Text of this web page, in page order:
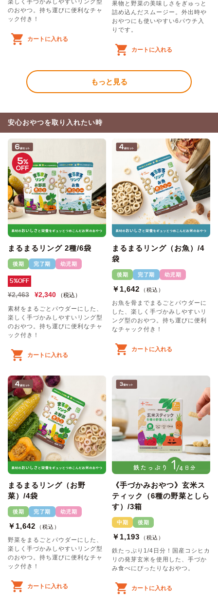
楽しく手づかみしやすいリング型
のおやつ。持ち運びに便利なチャ
ック付き！
カートに入れる
果物と野菜の美味しさをぎゅっと
詰め込んだスムージー。外出時や
おやつにも使いやすい6パウチ入
りです。
カートに入れる
もっと見る
安心おやつを取り入れたい時
まるまるリング 2種/6袋
後期 完了期 幼児期
5%OFF
¥2,463 ¥2,340
（税込）
素材をまるごとパウダーにした、
楽しく手づかみしやすいリング型
のおやつ。持ち運びに便利なチャ
ック付き！
カートに入れる
まるまるリング（お魚）/4
袋
後期 完了期 幼児期
￥1,642 （税込）
お魚を骨までまるごとパウダーに
した、楽しく手づかみしやすいリ
ング型のおやつ。持ち運びに便利
なチャック付き！
カートに入れる
まるまるリング（お野
菜）/4袋
後期 完了期 幼児期
￥1,642 （税込）
野菜をまるごとパウダーにした、
楽しく手づかみしやすいリング型
のおやつ。持ち運びに便利なチャ
ック付き！
カートに入れる
《手づかみおやつ》玄米ス
ティック（6種の野菜としら
す）/3箱
中期 後期
￥1,193 （税込）
鉄たっぷり1/4日分！国産コシヒカ
リの発芽玄米を使用した、手づか
み食べにぴったりなおやつ。
カートに入れる